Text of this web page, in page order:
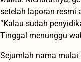
setelah laporan resmi
“Kalau sudah
Tinggal menunggu
Sejumlah nama mulai